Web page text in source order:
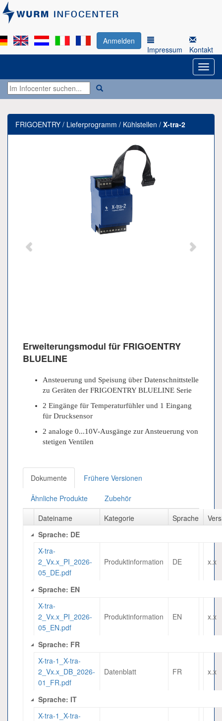
Anmelden
Impressum
Kontakt
FRIGOENTRY / Lieferprogramm / Kühlstellen / X-tra-2
Erweiterungsmodul für FRIGOENTRY
BLUELINE
Ansteuerung und Speisung über Datenschnittstelle
zu Geräten der FRIGOENTRY BLUELINE Serie
2 Eingänge für Temperaturfühler und 1 Eingang
für Drucksensor
2 analoge 0...10V-Ausgänge zur Ansteuerung von
stetigen Ventilen
Dokumente Frühere Versionen
Ähnliche Produkte
Zubehör
Dateiname
Kategorie Sprache
Sprache: DE
X-tra-
2_Vx.x_PI_2026-
05_DE.pdf
Produktinformation DE x.x
Sprache: EN
X-tra-
2_Vx.x_PI_2026-
05_EN.pdf
Produktinformation EN x.x
Sprache: FR
X-tra-1_X-tra-
2_Vx.x_DB_2026-
01_FR.pdf
Datenblatt FR x.x
Sprache: IT
X-tra-1_X-tra-